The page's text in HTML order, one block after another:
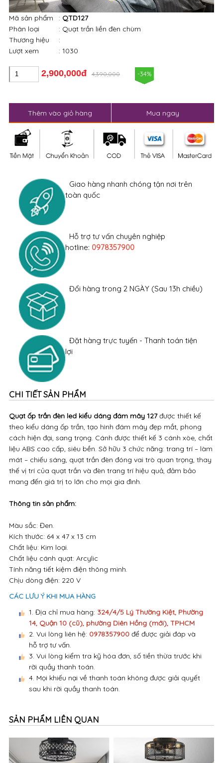
Mã sản phẩm : QTD127
Phân loại
: Quạt trần liền đèn chùm
Thương hiệu
:
Lượt xem
: 1030
2,900,000đ 4,390,000 -34%
Thêm vào giỏ hàng Mua ngay
Giao hàng nhanh chóng tận nơi trên
toàn quốc
Hỗ trợ tư vấn chuyên nghiệp
hotline: 0978357900
Đổi hàng trong 2 NGÀY (Sau 13h chiều)
Đặt hàng trực tuyến - Thanh toán tiện
lợi
CHI TIẾT SẢN PHẨM
Quạt ốp trần đèn led kiểu dáng đám mây 127được thiết kế
theo kiểu dáng ốp trần, tạo hình đám mây đẹp mắt, phong
cách hiện đại, sang trọng. Cánh được thiết kế 3 cánh xòe, chất
liệu ABS cao cấp, siêu bền. Sở hữu 3 chức năng: trang trí – làm
mát – chiếu sáng, quạt trần đèn đóng vai trò quan trọng, thay
thế vị trí của quạt trần và đèn trang trí hiệu quả, đảm bảo
mang đến giá trị to lớn cho mọi gia đình.
Thông tin sản phẩm:
Màu sắc: Đen.
Kích thước: 64 x 47 x 13 cm
Chất liệu: Kim loại.
Chất liệu cánh quạt: Arcylic
Tính năng tiết kiệm điện thông minh.
Chịu dòng điện: 220 V
CÁC LƯU Ý KHI MUA HÀNG
1. Địa chỉ mua hàng: 324/4/5 Lý Thường Kiệt, Phường
14, Quận 10 (cũ), phường Diên Hồng (mới), TPHCM
2. Vui lòng liên hệ: 0978357900để được giải đáp và
hỗ trợ tư vấn.
3. Vui lòng kiểm tra kỹ hóa đơn, số tiền thừa trước khi
rời quầy thanh toán.
4. Mọi khiếu nại về thanh toán không được giải quyết
sau khi rời quầy thanh toán.
SẢN PHẨM LIÊN QUAN